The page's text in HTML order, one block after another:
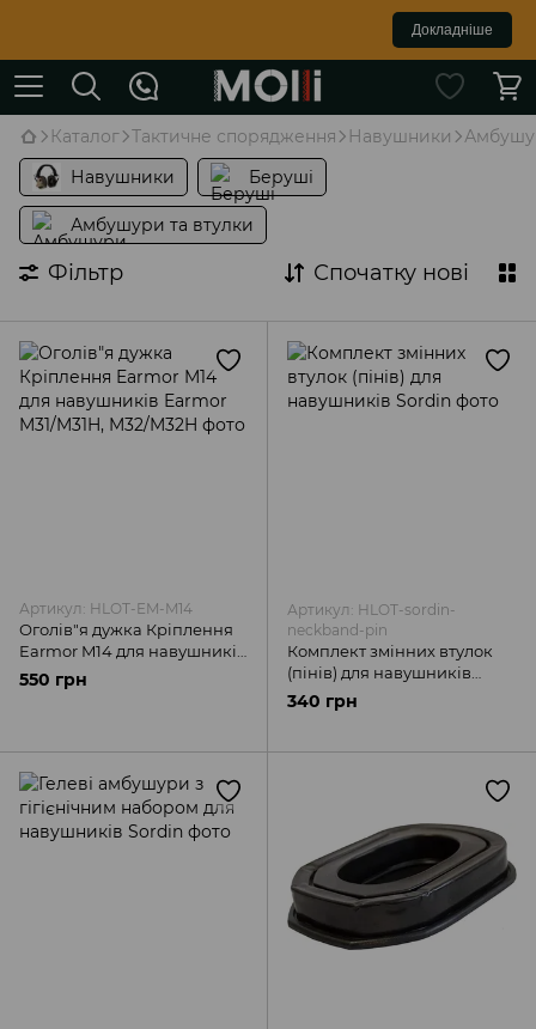
Докладніше
Каталог Тактичне спорядження Навушники
Навушники
Беруші
Амбушури та втулки
Фільтр Спочатку нові
Артикул: HLOT-EM-M14
Оголів"я дужка Кріплення
Earmor M14 для навушників
Earmor M31/M31H, M32/M32H
550 грн
Артикул: HLOT-sordin-
neckband-pin
Комплект змінних втулок
(пінів) для навушників
Sordin
340 грн